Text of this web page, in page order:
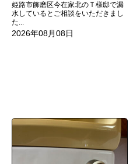
姫路市飾磨区今在家北のＴ様邸で漏
水しているとご相談をいただきまし
た...
2026年08月08日